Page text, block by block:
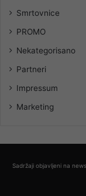
Smrtovnice
PROMO
Nekategorisano
Partneri
Impressum
Marketing
Sadržaji objavljeni na